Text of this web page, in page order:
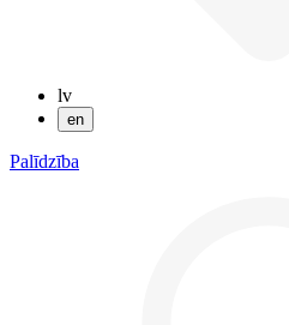
lv
en
Palīdzība